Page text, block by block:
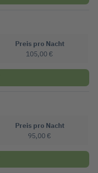
Preis pro Nacht
105,00 €
Preis pro Nacht
95,00 €